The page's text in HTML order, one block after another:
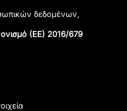
δεδομένων,
(ΕΕ) 2016/679